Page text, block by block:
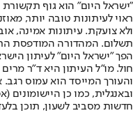
"ישראל היום" הוא גוף
ראוי לעיתונות טובה יותר,
ולא צועקת. עיתונות אמינה,
הפך "ישראל היום" לעיתון
חול. מו"ל העיתון היא ד"ר
והעורך המייסד הוא עמוס
חדשות מסביב לשעון, תוכן